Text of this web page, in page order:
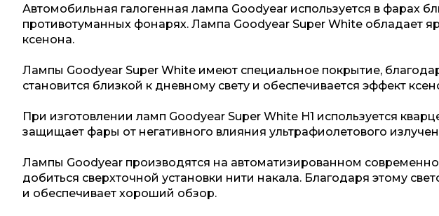
Автомобильная галогенная лампа Goodyear используется в фарах
противотуманных фонарях. Лампа Goodyear Super White обладает
ксенона.
Лампы Goodyear Super White имеют специальное покрытие,
становится близкой к дневному свету и обеспечивается эффект
При изготовлении ламп Goodyear Super White H1 используется
защищает фары от негативного влияния ультрафиолетового
Лампы Goodyear производятся на автоматизированном
добиться сверхточной установки нити накала. Благодаря этому
и обеспечивает хороший обзор.